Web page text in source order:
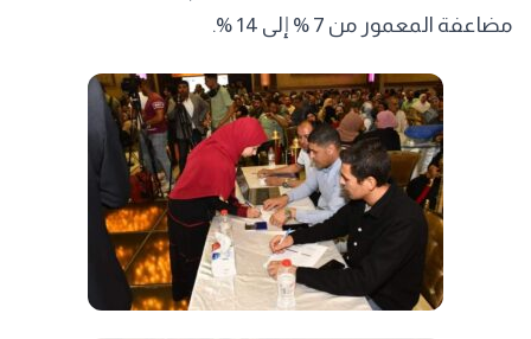
مضاعفة المعمور من 7 % إلى 14 %.